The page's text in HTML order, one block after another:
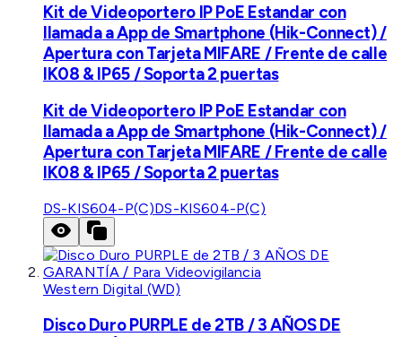
Kit de Videoportero IP PoE Estandar con
llamada a App de Smartphone (Hik-Connect) /
Apertura con Tarjeta MIFARE / Frente de calle
IK08 & IP65 / Soporta 2 puertas
Kit de Videoportero IP PoE Estandar con
llamada a App de Smartphone (Hik-Connect) /
Apertura con Tarjeta MIFARE / Frente de calle
IK08 & IP65 / Soporta 2 puertas
DS-KIS604-P(C)DS-KIS604-P(C)
Western Digital (WD)
Disco Duro PURPLE de 2TB / 3 AÑOS DE